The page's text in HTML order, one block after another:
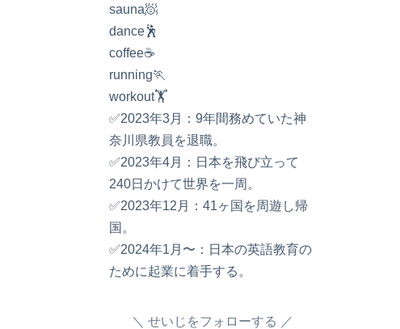
sauna🧖
dance🕺
coffee☕️
running🏃
workout🏋️
✅2023年3月：9年間務めていた神
奈川県教員を退職。
✅2023年4月：日本を飛び立って
240日かけて世界を一周。
✅2023年12月：41ヶ国を周遊し帰
国。
✅2024年1月〜：日本の英語教育の
ために起業に着手する。
せいじをフォローする